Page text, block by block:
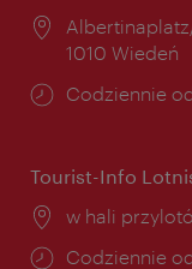
Miejsce:
1010 Wiedeń
Godziny
Codziennie
Tourist-Info
Miejsce:
w hali
Godziny
Codziennie